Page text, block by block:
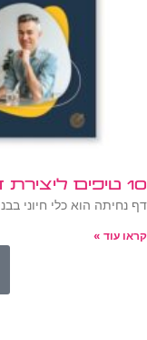
10 טיפים ליצירת דף נחיתה שממיר
דף נחיתה הוא כלי חיוני
קראו עוד »